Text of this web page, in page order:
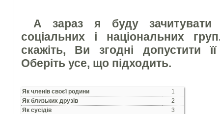
А зараз я буду
соціальних і національних
скажіть, Ви згодні допустити
Оберіть усе, що підходить.
Як членів своєї родини
1
Як близьких друзів
2
Як сусідів
3